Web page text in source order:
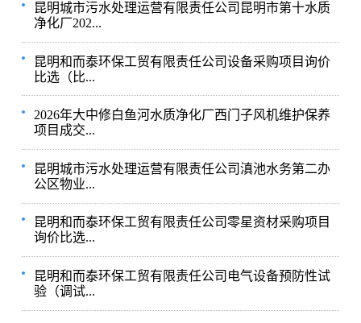
昆明城市污水处理运营有限责任公司昆明市第十水质
净化厂202...
昆明和而泰环保工贸有限责任公司设备采购项目询价
比选（比...
2026年大中修白鱼河水质净化厂西门子风机维护保养
项目成交...
昆明城市污水处理运营有限责任公司滇池水务第二办
公区物业...
昆明和而泰环保工贸有限责任公司零星资材采购项目
询价比选...
昆明和而泰环保工贸有限责任公司电气设备预防性试
验（调试...